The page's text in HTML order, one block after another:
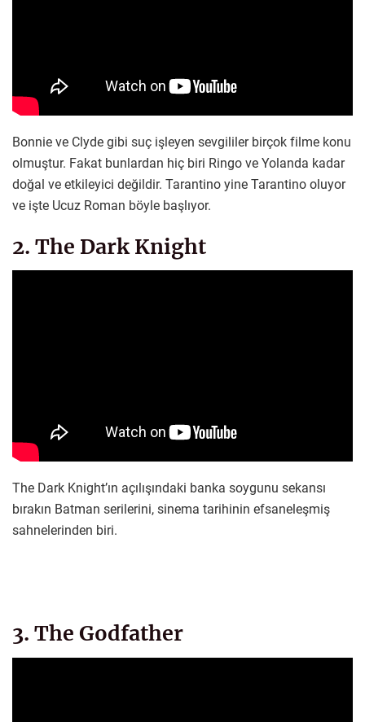
Bonnie ve Clyde gibi suç işleyen sevgililer birçok filme konu
olmuştur. Fakat bunlardan hiç biri Ringo ve Yolanda kadar
doğal ve etkileyici değildir. Tarantino yine Tarantino oluyor
ve işte Ucuz Roman böyle başlıyor.
2. The Dark Knight
The Dark Knight’ın açılışındaki banka soygunu sekansı
bırakın Batman serilerini, sinema tarihinin efsaneleşmiş
sahnelerinden biri.
3. The Godfather